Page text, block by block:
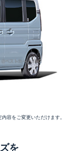
容をご変更いただけます。
を